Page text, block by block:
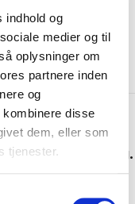
indhold og
medier og til
oplysninger om
partnere inden
og
disse
dem, eller som
tjenester.
for hjælp?
klar til at hjælpe dig.